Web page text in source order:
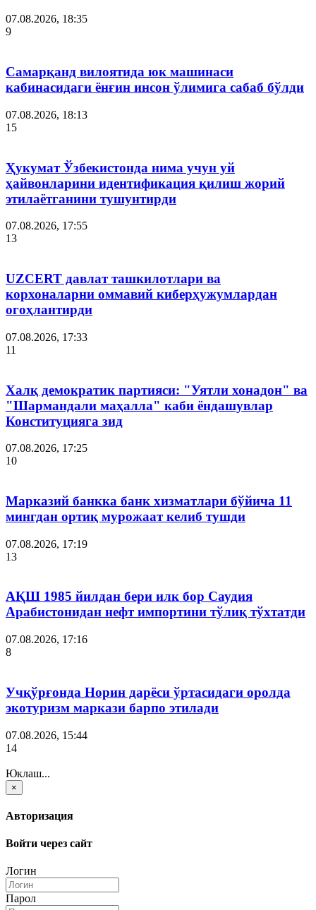
07.08.2026, 18:35
9
Самарқанд вилоятида юк машинаси
кабинасидаги ёнғин инсон ўлимига сабаб бўлди
07.08.2026, 18:13
15
Ҳукумат Ўзбекистонда нима учун уй
ҳайвонларини идентификация қилиш жорий
этилаётганини тушунтирди
07.08.2026, 17:55
13
UZCERT давлат ташкилотлари ва
корхоналарни оммавий киберҳужумлардан
огоҳлантирди
07.08.2026, 17:33
11
Халқ демократик партияси: "Уятли хонадон" ва
"Шармандали маҳалла" каби ёндашувлар
Конституцияга зид
07.08.2026, 17:25
10
Марказий банкка банк хизматлари бўйича 11
мингдан ортиқ мурожаат келиб тушди
07.08.2026, 17:19
13
АҚШ 1985 йилдан бери илк бор Саудия
Арабистонидан нефт импортини тўлиқ тўхтатди
07.08.2026, 17:16
8
Учқўрғонда Норин дарёси ўртасидаги оролда
экотуризм маркази барпо этилади
07.08.2026, 15:44
14
Юклаш...
×
Авторизация
Войти через сайт
Логин
Парол